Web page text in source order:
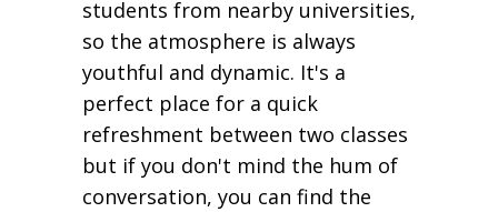
students from nearby universities,
so the atmosphere is always
youthful and dynamic. It's a
perfect place for a quick
refreshment between two classes
but if you don't mind the hum of
conversation, you can find the